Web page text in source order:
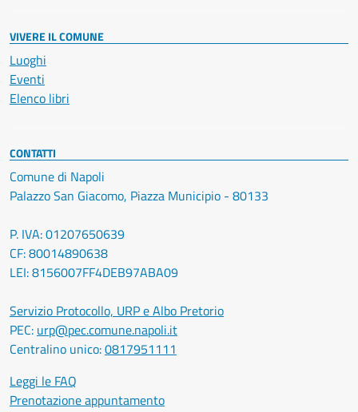
VIVERE IL COMUNE
Luoghi
Eventi
Elenco libri
CONTATTI
Comune di Napoli
Palazzo San Giacomo, Piazza Municipio - 80133
P. IVA: 01207650639
CF: 80014890638
LEI: 8156007FF4DEB97ABA09
Servizio Protocollo, URP e Albo Pretorio
PEC: urp@pec.comune.napoli.it
Centralino unico:0817951111
Leggi le FAQ
Prenotazione appuntamento